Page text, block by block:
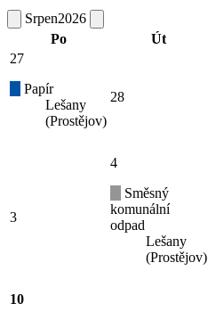
Srpen2026
Po
Út
27
Papír
Lešany
(Prostějov)
28
3
4
Směsný
komunální
odpad
Lešany
(Prostějov)
10